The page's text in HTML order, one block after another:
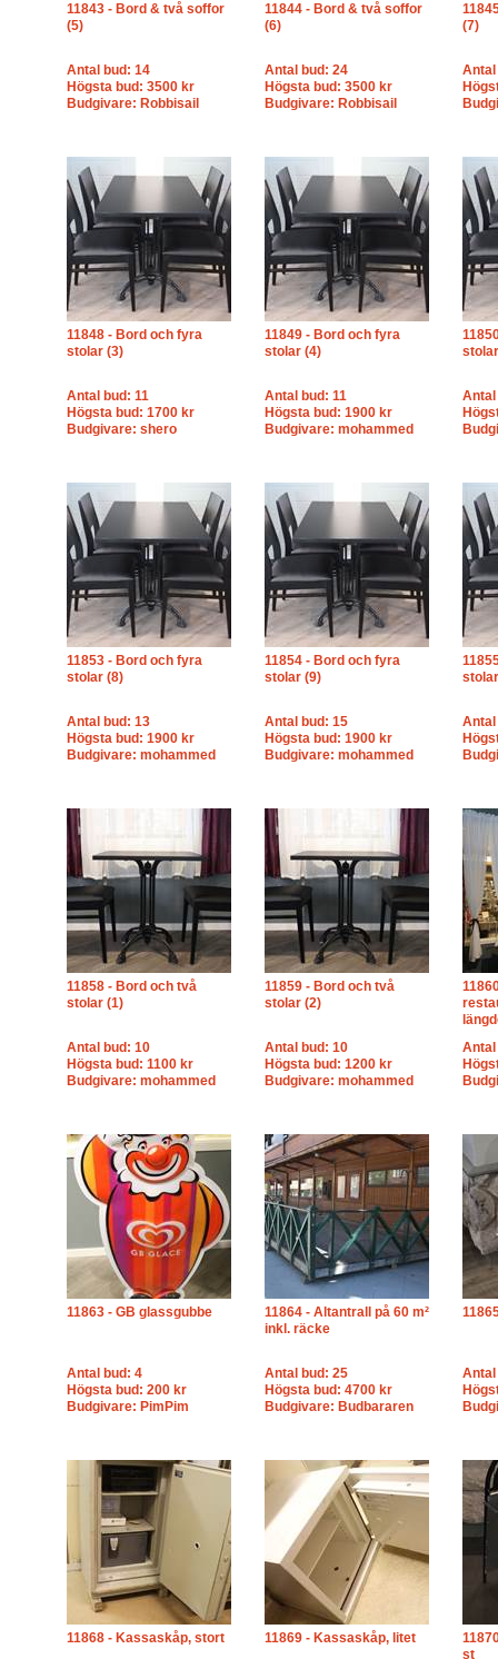
11843 - Bord & två soffor
(5)
Antal bud: 14
Högsta bud: 3500 kr
Budgivare: Robbisail
11844 - Bord & två soffor
(6)
Antal bud: 24
Högsta bud: 3500 kr
Budgivare: Robbisail
(7)
Antal
11848 - Bord och fyra
stolar (3)
Antal bud: 11
Högsta bud: 1700 kr
Budgivare: shero
11849 - Bord och fyra
stolar (4)
Antal bud: 11
Högsta bud: 1900 kr
Budgivare: mohammed
Antal
11853 - Bord och fyra
stolar (8)
Antal bud: 13
Högsta bud: 1900 kr
Budgivare: mohammed
11854 - Bord och fyra
stolar (9)
Antal bud: 15
Högsta bud: 1900 kr
Budgivare: mohammed
Antal
11858 - Bord och två
stolar (1)
Antal bud: 10
Högsta bud: 1100 kr
Budgivare: mohammed
11859 - Bord och två
stolar (2)
Antal bud: 10
Högsta bud: 1200 kr
Budgivare: mohammed
Antal
11863 - GB glassgubbe
Antal bud: 4
Högsta bud: 200 kr
Budgivare: PimPim
11864 - Altantrall på 60 m²
inkl. räcke
Antal bud: 25
Högsta bud: 4700 kr
Budgivare: Budbararen
Antal
11868 - Kassaskåp, stort 11869 - Kassaskåp, litet
st